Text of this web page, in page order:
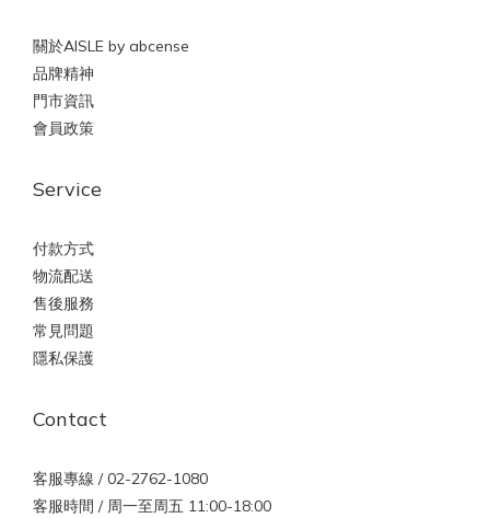
關於AISLE by abcense
品牌精神
門市資訊
會員政策
Service
付款方式
物流配送
售後服務
常見問題
隱私保護
Contact
客服專線 / 02-2762-1080
客服時間 / 周一至周五 11:00-18:00